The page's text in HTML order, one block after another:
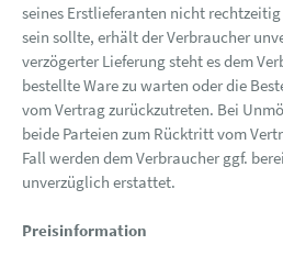
seines Erstlieferanten nicht
sein sollte, erhält der Verbraucher
verzögerter Lieferung steht es dem
bestellte Ware zu warten oder die
vom Vertrag zurückzutreten. Bei
beide Parteien zum Rücktritt vom
Fall werden dem Verbraucher ggf.
unverzüglich erstattet.
Preisinformation